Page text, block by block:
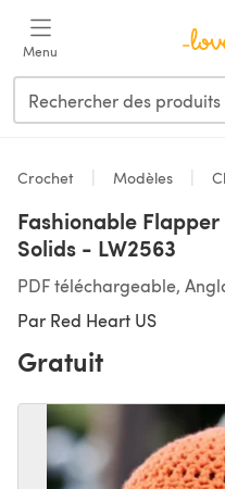
Menu
Crochet Modèles
Fashionable
Solids - LW2563
PDF téléchargeable,
Par Red Heart US
Gratuit